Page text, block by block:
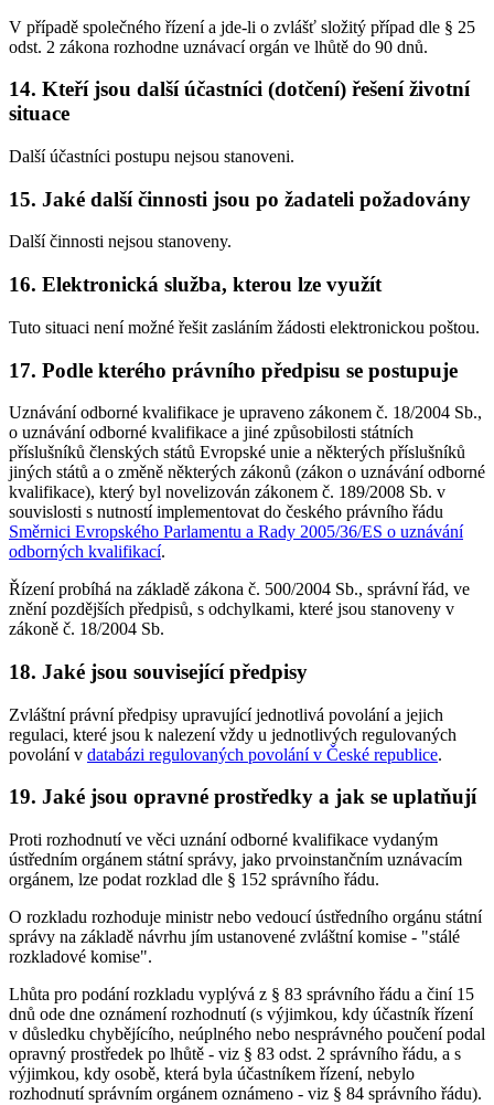
V případě společného řízení a jde-li o zvlášť složitý případ dle § 25
odst. 2 zákona rozhodne uznávací orgán ve lhůtě do 90 dnů.
14. Kteří jsou další účastníci (dotčení) řešení životní
situace
Další účastníci postupu nejsou stanoveni.
15. Jaké další činnosti jsou po žadateli požadovány
Další činnosti nejsou stanoveny.
16. Elektronická služba, kterou lze využít
Tuto situaci není možné řešit zasláním žádosti elektronickou poštou.
17. Podle kterého právního předpisu se postupuje
Uznávání odborné kvalifikace je upraveno zákonem č. 18/2004 Sb.,
o uznávání odborné kvalifikace a jiné způsobilosti státních
příslušníků členských států Evropské unie a některých příslušníků
jiných států a o změně některých zákonů (zákon o uznávání odborné
kvalifikace), který byl novelizován zákonem č. 189/2008 Sb. v
souvislosti s nutností implementovat do českého právního řádu
Směrnici Evropského Parlamentu a Rady 2005/36/ES o uznávání
odborných kvalifikací.
Řízení probíhá na základě zákona č. 500/2004 Sb., správní řád, ve
znění pozdějších předpisů, s odchylkami, které jsou stanoveny v
zákoně č. 18/2004 Sb.
18. Jaké jsou související předpisy
Zvláštní právní předpisy upravující jednotlivá povolání a jejich
regulaci, které jsou k nalezení vždy u jednotlivých regulovaných
povolání v databázi regulovaných povolání v České republice.
19. Jaké jsou opravné prostředky a jak se uplatňují
Proti rozhodnutí ve věci uznání odborné kvalifikace vydaným
ústředním orgánem státní správy, jako prvoinstančním uznávacím
orgánem, lze podat rozklad dle § 152 správního řádu.
O rozkladu rozhoduje ministr nebo vedoucí ústředního orgánu státní
správy na základě návrhu jím ustanovené zvláštní komise - "stálé
rozkladové komise".
Lhůta pro podání rozkladu vyplývá z § 83 správního řádu a činí 15
dnů ode dne oznámení rozhodnutí (s výjimkou, kdy účastník řízení
v důsledku chybějícího, neúplného nebo nesprávného poučení podal
opravný prostředek po lhůtě - viz § 83 odst. 2 správního řádu, a s
výjimkou, kdy osobě, která byla účastníkem řízení, nebylo
rozhodnutí správním orgánem oznámeno - viz § 84 správního řádu).